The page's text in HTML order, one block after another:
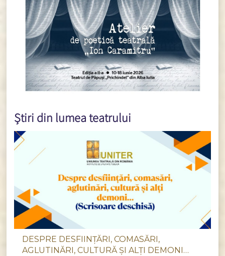
Știri din lumea teatrului
DESPRE DESFIINȚĂRI, COMASĂRI,
AGLUTINĂRI, CULTURĂ ȘI ALȚI DEMONI…